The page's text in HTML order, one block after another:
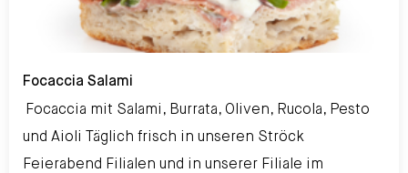
Focaccia Salami
Focaccia mit Salami, Burrata, Oliven, Rucola, Pesto
und Aioli Täglich frisch in unseren Ströck
Feierabend Filialen und in unserer Filiale im